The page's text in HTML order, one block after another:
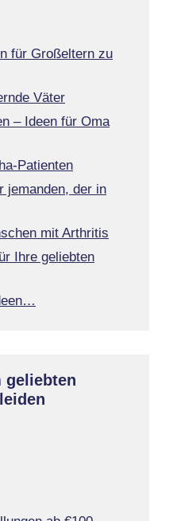
für Großeltern zu
Väter
– Ideen für Oma
Patienten
jemanden, der in
mit Arthritis
Ihre geliebten
geliebten